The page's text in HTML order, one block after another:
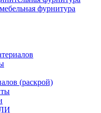
фурнитура
(раскрой)